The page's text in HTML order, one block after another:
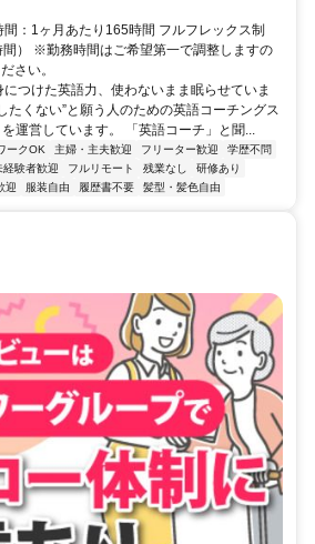
：1ヶ月あたり165時間 フルフレックス制
間） ※勤務時間はご希望第一で調整しますの
さい。
つけた英語力、使わないまま眠らせていま
たくない”と願う人のための英語コーチングス
運営しています。 「英語コーチ」と聞...
ークOK 主婦・主夫歓迎 フリーター歓迎
学歴不問
経験者歓迎 フルリモート 残業なし
研修あり
迎 服装自由 履歴書不要 髪型・髪色自由